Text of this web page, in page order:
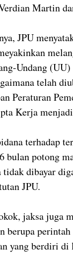
Martin
JPU
Undang
telah
Peraturan
Kerja
terhadap
bulan potong
dibayar
JPU.
jaksa juga
berupa
yang berdiri di